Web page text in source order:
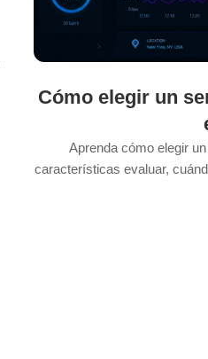
Cómo elegir un
Aprenda cómo elegir
características evaluar,